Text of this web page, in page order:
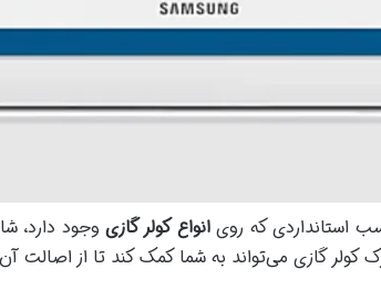
استانداردی که رویانواع کولر گازی وجود دارد،
گازی می‌تواند به شما کمک کند تا از اصالت